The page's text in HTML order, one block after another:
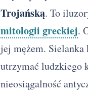
Trojańską. To
mitologii greckiej.
jej mężem.
utrzymać ludzkiego
nieosiągalność